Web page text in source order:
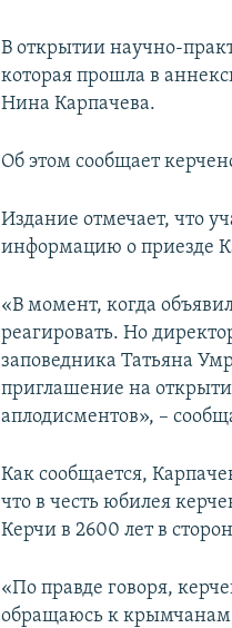
В открытии научно-
которая прошла в
Нина Карпачева.
Об этом сообщает
Издание отмечает, что
информацию о приезде
«В момент, когда
реагировать. Но
заповедника Татьяна
приглашение на
аплодисментов», –
Как сообщается,
что в честь юбилея
Керчи в 2600 лет в
«По правде говоря,
обращаюсь к крымчанам,